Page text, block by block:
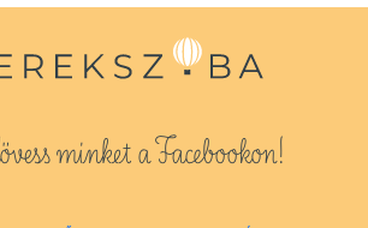
minket a Facebookon!